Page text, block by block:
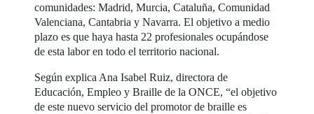
comunidades: Madrid, Murcia, Cataluña, Comunidad
Valenciana, Cantabria y Navarra. El objetivo a medio
plazo es que haya hasta 22 profesionales ocupándose
de esta labor en todo el territorio nacional.
Según explica Ana Isabel Ruiz, directora de
Educación, Empleo y Braille de la ONCE, “el objetivo
de este nuevo servicio del promotor de braille es